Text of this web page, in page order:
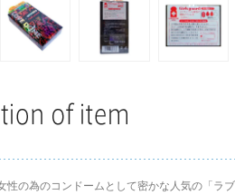
性の為のコンドームとして密かな人気の「ラ